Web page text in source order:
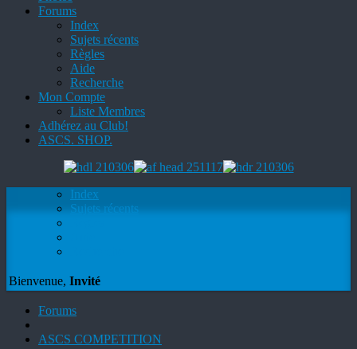
Forums
Index
Sujets récents
Règles
Aide
Recherche
Mon Compte
Liste Membres
Adhérez au Club!
ASCS. SHOP.
Index
Sujets récents
Bienvenue, Invité
Forums
ASCS COMPETITION